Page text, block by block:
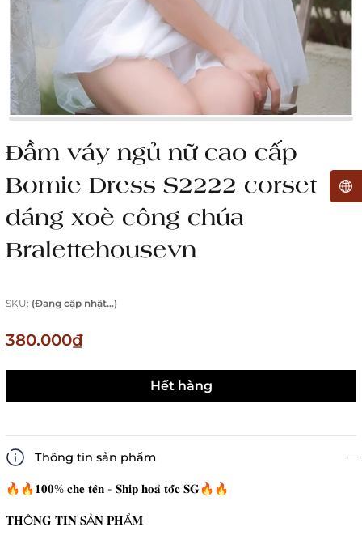
Đầm váy ngủ nữ cao cấp
Bomie Dress S2222 corset
dáng xoè công chúa
Bralettehousevn
SKU: (Đang cập nhật...)
380.000₫
Hết hàng
Thông tin sản phẩm
🔥🔥𝟏𝟎𝟎% 𝐜𝐡𝐞 𝐭𝐞̂𝐧 - 𝐒𝐡𝐢𝐩 𝐡𝐨𝐚̉ 𝐭𝐨̂́𝐜 𝐒𝐆🔥🔥
𝐓𝐇Ô𝐍𝐆 𝐓𝐈𝐍 𝐒Ả𝐍 𝐏𝐇Ẩ𝐌